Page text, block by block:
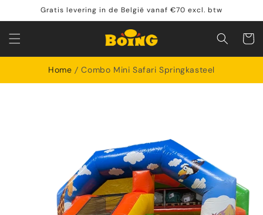
naar de
content
Gratis levering in de België vanaf €70 excl. btw
Home Combo Mini Safari Springkasteel